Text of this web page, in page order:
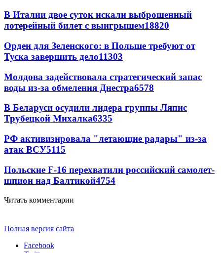
В Италии двое суток искали выброшенный
лотерейный билет с выигрышем18820
Орден для Зеленского: в Польше требуют от
Туска завершить дело11303
Молдова задействовала стратегический запас
воды из-за обмеления Днестра6578
В Беларуси осудили лидера группы Ляпис
Трубецкой Михалка6335
РФ активизировала "летающие радары" из-за
атак ВСУ5115
Польские F-16 перехватили российский самолет-
шпион над Балтикой4754
Читать комментарии
Полная версия сайта
Facebook